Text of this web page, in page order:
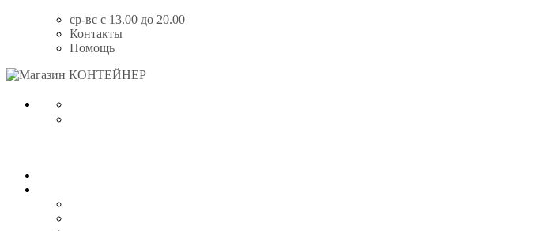
содержимому
ср-вс с 13.00 до 20.00
Контакты
Помощь
КОНТЕЙНЕР